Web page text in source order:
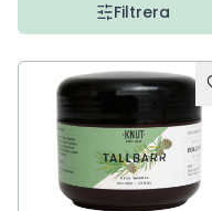
Filtrera